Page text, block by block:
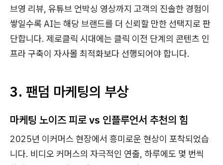
브영 리뷰, 유튜브 언박싱 영상까지 고객의 진솔한 경험이
쌓일수록 AI는 해당 브랜드를 더 신뢰할 만한 선택지로 판
단합니다. 제로클릭 시대에는 클릭 이전 단계의 콘텐츠 인
프라 구축이 자사몰 최적화보다 선행되어야 합니다.
3. 팬덤 마케팅의 부상
마케팅 노이즈 피로 vs 인플루언서 추천의 힘
2025년 이커머스 현장에서 흥미로운 현상이 포착되었습
니다. 비디오 커머스의 자극적인 연출, 하루에도 몇 번씩